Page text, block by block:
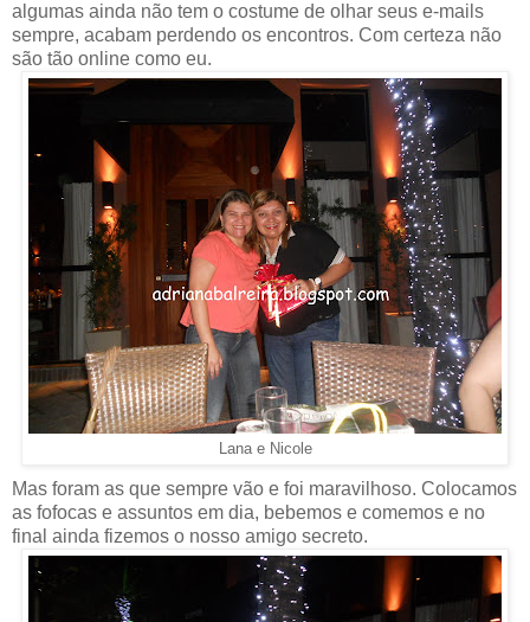
algumas ainda não tem o costume de olhar seus e-mails
sempre, acabam perdendo os encontros. Com certeza não
são tão online como eu.
Lana e Nicole
Mas foram as que sempre vão e foi maravilhoso. Colocamos
as fofocas e assuntos em dia, bebemos e comemos e no
final ainda fizemos o nosso amigo secreto.